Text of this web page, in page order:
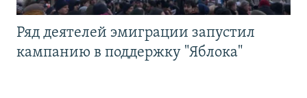
Ряд деятелей эмиграции запустил
кампанию в поддержку "Яблока"